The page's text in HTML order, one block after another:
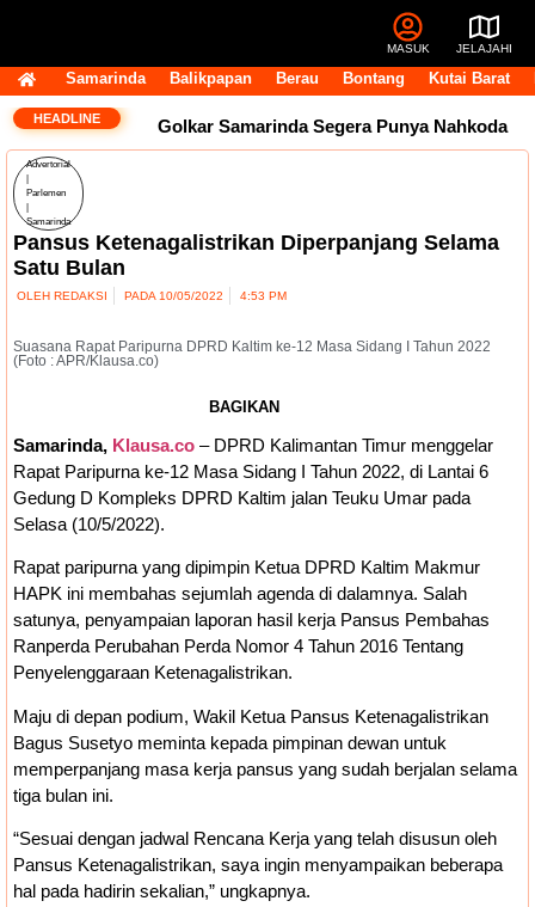
MASUK JELAJAHI
Samarinda Balikpapan Berau Bontang Kutai Barat
HEADLINE Golkar Samarinda Segera Punya Nahkoda
Ruang Fiskal Kaltim Kian Terhimpit
Propemperda, Fokus Perkuat PAD dan
Penyesuaian Organisasi Daerah
Bankeu Fisik Belum Cair, Kepala Daerah
Khawatir Proyek Infrastruktur Terganggu
Advertorial
Parlemen
Samarinda
Pansus Ketenagalistrikan Diperpanjang Selama
Satu Bulan
OLEH REDAKSI PADA 10/05/2022 4:53 PM
Suasana Rapat Paripurna DPRD Kaltim ke-12 Masa Sidang I Tahun 2022
(Foto : APR/Klausa.co)
BAGIKAN
Samarinda, Klausa.co – DPRD Kalimantan Timur menggelar
Rapat Paripurna ke-12 Masa Sidang I Tahun 2022, di Lantai 6
Gedung D Kompleks DPRD Kaltim jalan Teuku Umar pada
Selasa (10/5/2022).
Rapat paripurna yang dipimpin Ketua DPRD Kaltim Makmur
HAPK ini membahas sejumlah agenda di dalamnya. Salah
satunya, penyampaian laporan hasil kerja Pansus Pembahas
Ranperda Perubahan Perda Nomor 4 Tahun 2016 Tentang
Penyelenggaraan Ketenagalistrikan.
Maju di depan podium, Wakil Ketua Pansus Ketenagalistrikan
Bagus Susetyo meminta kepada pimpinan dewan untuk
memperpanjang masa kerja pansus yang sudah berjalan selama
tiga bulan ini.
“Sesuai dengan jadwal Rencana Kerja yang telah disusun oleh
Pansus Ketenagalistrikan, saya ingin menyampaikan beberapa
hal pada hadirin sekalian,” ungkapnya.